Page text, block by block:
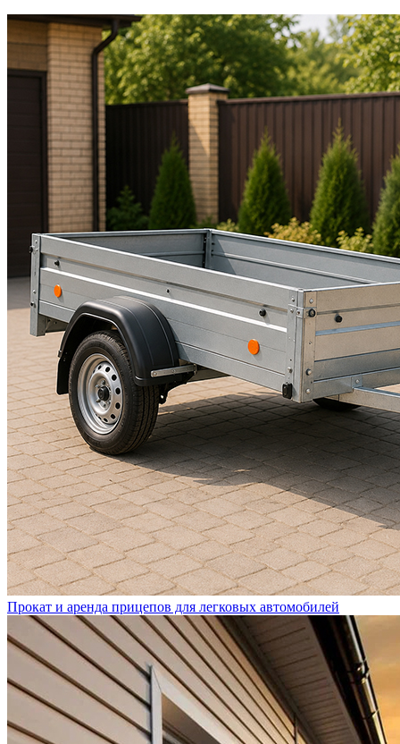
Прокат и аренда прицепов для легковых автомобилей